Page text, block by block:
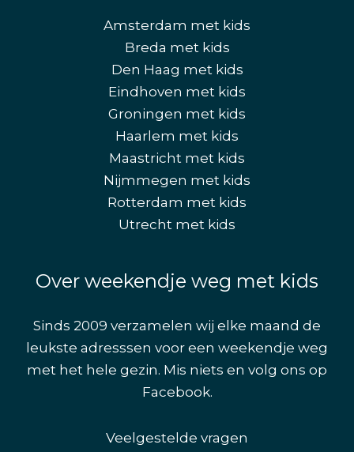
Amsterdam met kids
Breda met kids
Den Haag met kids
Eindhoven met kids
Groningen met kids
Haarlem met kids
Maastricht met kids
Nijmmegen met kids
Rotterdam met kids
Utrecht met kids
Over weekendje weg met kids
Sinds 2009 verzamelen wij elke maand de
leukste adresssen voor een weekendje weg
met het hele gezin. Mis niets en volg ons op
Facebook.
Veelgestelde vragen